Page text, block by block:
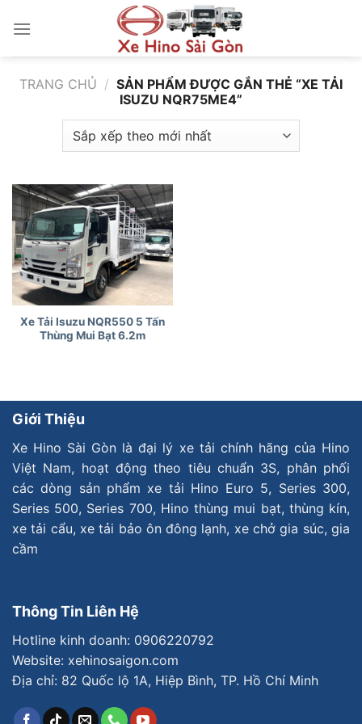
qua
TRANG CHỦ / SẢN PHẨM ĐƯỢC GẮN THẺ “XE TẢI
ISUZU NQR75ME4”
Xe Tải Isuzu NQR550 5 Tấn
Thùng Mui Bạt 6.2m
Giới Thiệu
Xe Hino Sài Gòn là đại lý xe tải chính hãng của Hino
Việt Nam, hoạt động theo tiêu chuẩn 3S, phân phối
các dòng sản phẩm xe tải Hino Euro 5, Series 300,
Series 500, Series 700, Hino thùng mui bạt, thùng kín,
xe tải cẩu, xe tải bảo ôn đông lạnh, xe chở gia súc, gia
cầm
Thông Tin Liên Hệ
Hotline kinh doanh: 0906220792
Website: xehinosaigon.com
Địa chỉ: 82 Quốc lộ 1A, Hiệp Bình, TP. Hồ Chí Minh